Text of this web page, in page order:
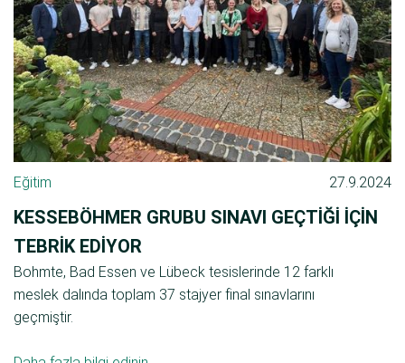
Eğitim 27.9.2024
KESSEBÖHMER GRUBU SINAVI GEÇTIĞI IÇIN
TEBRIK EDIYOR
Bohmte, Bad Essen ve Lübeck tesislerinde 12 farklı
meslek dalında toplam 37 stajyer final sınavlarını
geçmiştir.